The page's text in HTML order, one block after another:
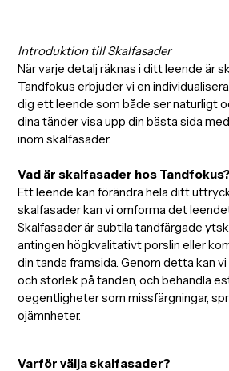
Introduktion till Skalfasader
När varje detalj räknas i ditt leende är
Tandfokus erbjuder vi en
dig ett leende som både ser naturligt
dina tänder visa upp din bästa sida
inom skalfasader.
Vad är skalfasader hos Tandfokus?
Ett leende kan förändra hela ditt
skalfasader kan vi omforma det
Skalfasader är subtila tandfärgade
antingen högkvalitativt porslin eller
din tands framsida. Genom detta kan
och storlek på tanden, och behandla
oegentligheter som missfärgningar,
ojämnheter.
Varför välja skalfasader?